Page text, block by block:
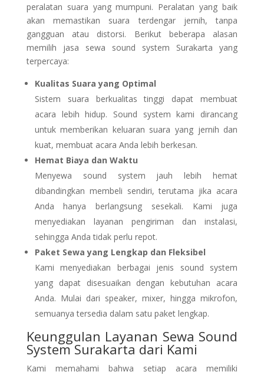
peralatan suara yang mumpuni. Peralatan yang baik
akan memastikan suara terdengar jernih, tanpa
gangguan atau distorsi. Berikut beberapa alasan
memilih jasa sewa sound system Surakarta yang
terpercaya:
Kualitas Suara yang Optimal
Sistem suara berkualitas tinggi dapat membuat
acara lebih hidup. Sound system kami dirancang
untuk memberikan keluaran suara yang jernih dan
kuat, membuat acara Anda lebih berkesan.
Hemat Biaya dan Waktu
Menyewa sound system jauh lebih hemat
dibandingkan membeli sendiri, terutama jika acara
Anda hanya berlangsung sesekali. Kami juga
menyediakan layanan pengiriman dan instalasi,
sehingga Anda tidak perlu repot.
Paket Sewa yang Lengkap dan Fleksibel
Kami menyediakan berbagai jenis sound system
yang dapat disesuaikan dengan kebutuhan acara
Anda. Mulai dari speaker, mixer, hingga mikrofon,
semuanya tersedia dalam satu paket lengkap.
Keunggulan Layanan Sewa Sound
System Surakarta dari Kami
Kami memahami bahwa setiap acara memiliki